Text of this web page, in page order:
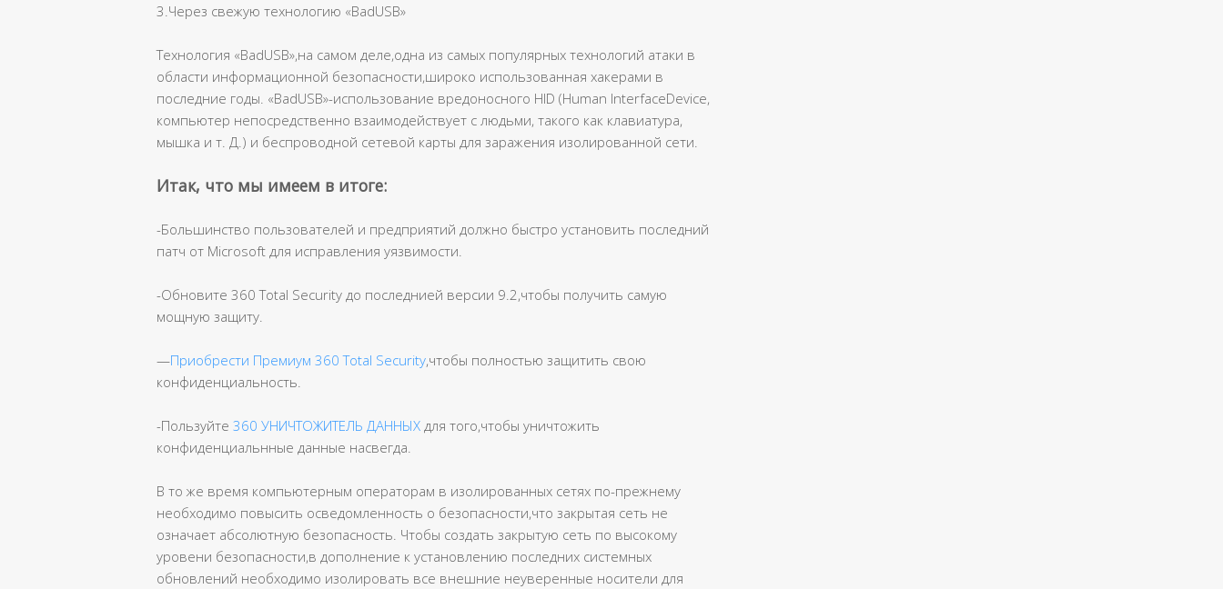
3.Через свежую технологию «BadUSB»
Технология «BadUSB»,на самом деле,одна из самых популярных технологий атаки в
области информационной безопасности,широко использованная хакерами в
последние годы. «BadUSB»-использование вредоносного HID (Human InterfaceDevice,
компьютер непосредственно взаимодействует с людьми, такого как клавиатура,
мышка и т. Д.) и беспроводной сетевой карты для заражения изолированной сети.
Итак, что мы имеем в итоге:
-Большинство пользователей и предприятий должно быстро установить последний
патч от Microsoft для исправления уязвимости.
-Обновите 360 Total Security до последнией версии 9.2,чтобы получить самую
мощную защиту.
—Приобрести Премиум 360 Total Security,чтобы полностью защитить свою
конфиденциальность.
-Пользуйте 360 УНИЧТОЖИТЕЛЬ ДАННЫХ для того,чтобы уничтожить
конфиденциальнные данные насвегда.
В то же время компьютерным операторам в изолированных сетях по-прежнему
необходимо повысить осведомленность о безопасности,что закрытая сеть не
означает абсолютную безопасность. Чтобы создать закрытую сеть по высокому
уровени безопасности,в дополнение к установлению последних системных
обновлений необходимо изолировать все внешние неуверенные носители для